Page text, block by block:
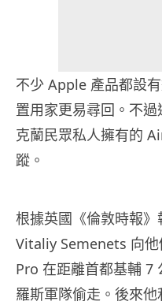
不少 Apple 產品都設
置用家更易尋回。不
克蘭民眾私人擁有的
蹤。
根據英國《倫敦時報
Vitaliy Semenets 向
Pro 在距離首都基輔 7
羅斯軍隊偷走。後來